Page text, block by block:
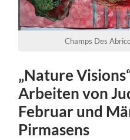
Champs Des
„Nature
Arbeiten von
Februar und
Pirmasens